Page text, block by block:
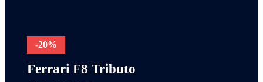
-20%
Ferrari F8 Tributo